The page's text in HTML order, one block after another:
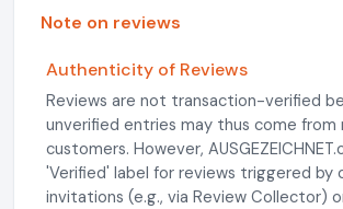
Note on reviews
Authenticity of Reviews
Reviews are not transaction-verified
unverified entries may thus come from
customers. However,
'Verified' label for reviews triggered by
invitations (e.g., via Review Collector)